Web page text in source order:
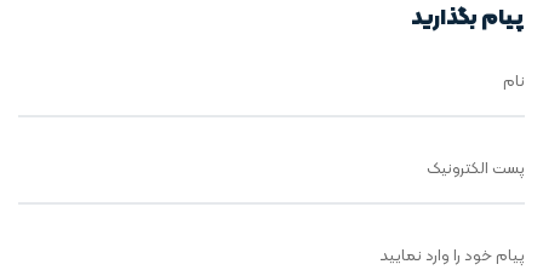
پیام بگذارید
نام
پست الکترونیک
پیام خود را وارد نمایید